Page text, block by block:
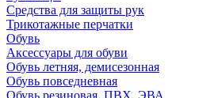
Средства для защиты рук
Трикотажные перчатки
Обувь
Аксессуары для обуви
Обувь летняя, демисезонная
Обувь повседневная
Обувь резиновая, ПВХ, ЭВА